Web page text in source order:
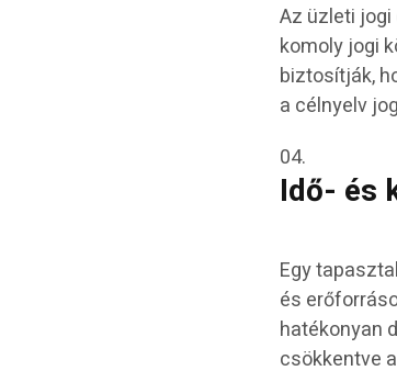
Az üzleti
komoly jogi
biztosítják,
a célnyelv
Idő- és
Egy
és
hatékonyan
csökkentve